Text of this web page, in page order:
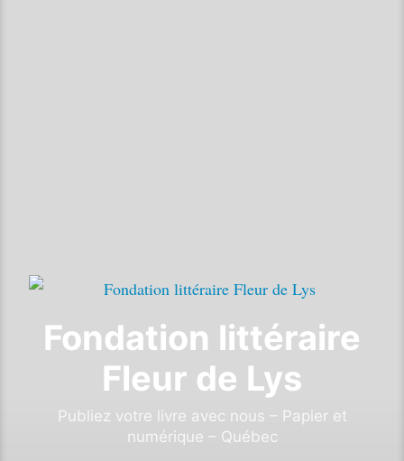
Fondation littéraire
Fleur de Lys
Publiez votre livre avec nous – Papier et
numérique – Québec